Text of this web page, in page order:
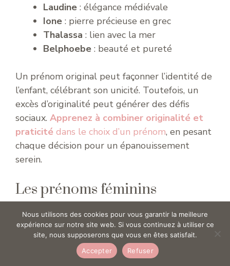
Laudine : élégance médiévale
Ione : pierre précieuse en grec
Thalassa : lien avec la mer
Belphoebe : beauté et pureté
Un prénom original peut façonner l’identité de
l’enfant, célébrant son unicité. Toutefois, un
excès d’originalité peut générer des défis
sociaux. Apprenez à combiner originalité et
praticité dans le choix d’un prénom, en pesant
chaque décision pour un épanouissement
serein.
Les prénoms féminins
internationaux
Les frontières se dissolvent dans le choix des
prénoms. Des noms comme Emma ou Léa
Nous utilisons des cookies pour vous garantir la meilleure
expérience sur notre site web. Si vous continuez à utiliser ce
site, nous supposerons que vous en êtes satisfait.
Accepter
Refuser